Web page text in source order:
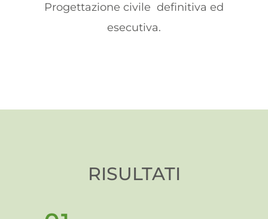
Progettazione civile definitiva ed
esecutiva.
RISULTATI